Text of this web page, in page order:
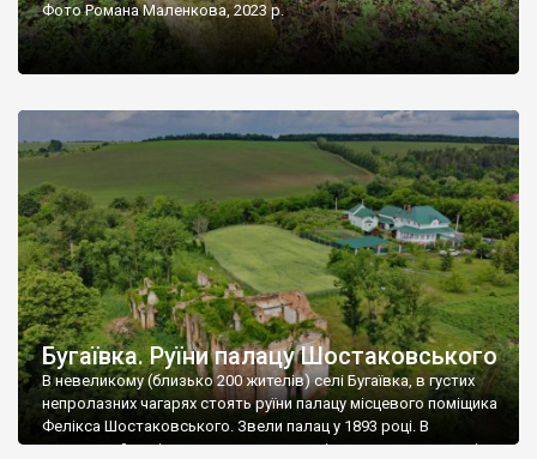
Фото Романа Маленкова, 2023 р.
Бугаївка. Руїни палацу Шостаковського
В невеликому (близько 200 жителів) селі Бугаївка, в густих
непролазних чагарях стоять руїни палацу місцевого поміщика
Фелікса Шостаковського. Звели палац у 1893 році. В
радянський період у ньому спочатку містилася школа, потім